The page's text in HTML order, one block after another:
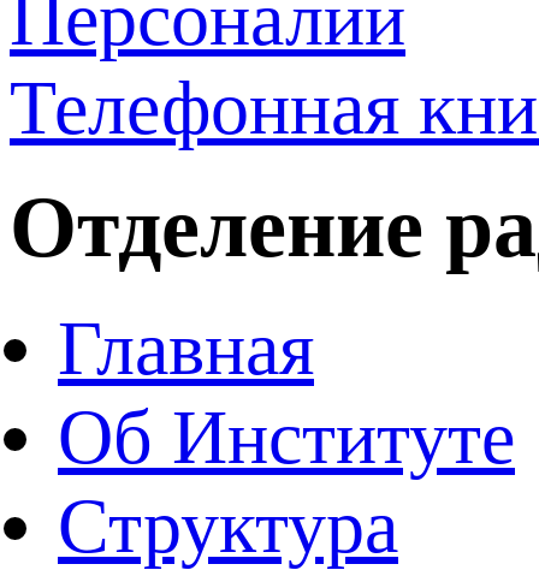
Персоналии
Телефонная
Отделение
Главная
Об Институте
Структура